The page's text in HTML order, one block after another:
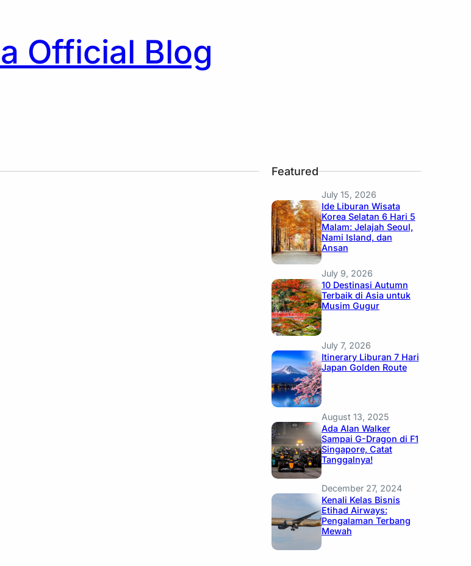
Official Blog
Featured
July 15, 2026
Ide Liburan Wisata
Korea Selatan 6 Hari 5
Malam: Jelajah Seoul,
Nami Island, dan
Ansan
July 9, 2026
10 Destinasi Autumn
Terbaik di Asia untuk
Musim Gugur
July 7, 2026
Itinerary Liburan 7 Hari
Japan Golden Route
August 13, 2025
Ada Alan Walker
Sampai G-Dragon di F1
Singapore, Catat
Tanggalnya!
December 27, 2024
Kenali Kelas Bisnis
Etihad Airways:
Pengalaman Terbang
Mewah